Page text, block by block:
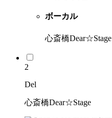
ボーカル
心斎橋Dear☆Stage
2
Del
心斎橋Dear☆Stage